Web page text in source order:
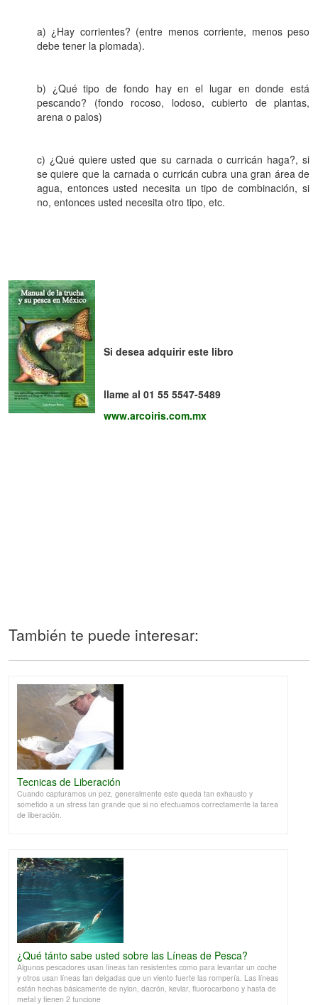
a) ¿Hay corrientes? (entre menos corriente, menos peso
debe tener la plomada).
b) ¿Qué tipo de fondo hay en el lugar en donde está
pescando? (fondo rocoso, lodoso, cubierto de plantas,
arena o palos)
c) ¿Qué quiere usted que su carnada o curricán haga?, si
se quiere que la carnada o curricán cubra una gran área de
agua, entonces usted necesita un tipo de combinación, si
no, entonces usted necesita otro tipo, etc.
Si desea adquirir este libro
llame al 01 55 5547-5489
www.arcoiris.com.mx
También te puede interesar:
Tecnicas de Liberación
Cuando capturamos un pez, generalmente este queda tan exhausto y
sometido a un stress tan grande que si no efectuamos correctamente la tarea
de liberación.
¿Qué tánto sabe usted sobre las Líneas de Pesca?
Algunos pescadores usan líneas tan resistentes como para levantar un coche
y otros usan líneas tan delgadas que un viento fuerte las rompería. Las líneas
están hechas básicamente de nylon, dacrón, kevlar, fluorocarbono y hasta de
metal y tienen 2 funcione